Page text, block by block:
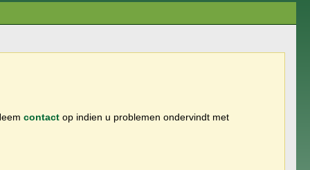
contact op indien u problemen ondervindt met